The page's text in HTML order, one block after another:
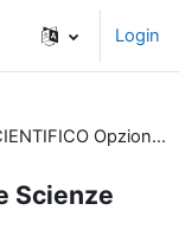
Login
LICEO SCIENTIFICO Opzione Scienze Applicate
Scienze